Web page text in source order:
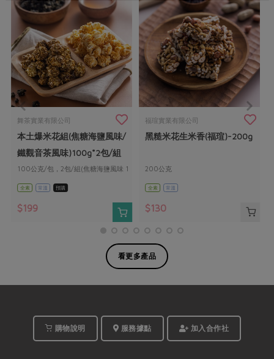
舞茶實業有限公司
本土爆米花組(焦糖海鹽風味/
鐵觀音茶風味)100g*2包/組
100公克/包，2包/組(焦糖海鹽風味 1
包+鐵觀音茶風味 1 包)
全素 常溫 預購
$199
福瑄實業有限公司
黑糙米花生米香(福瑄)-200g
200公克
全素 常溫
$130
看更多產品
購物說明 服務據點 加入合作社